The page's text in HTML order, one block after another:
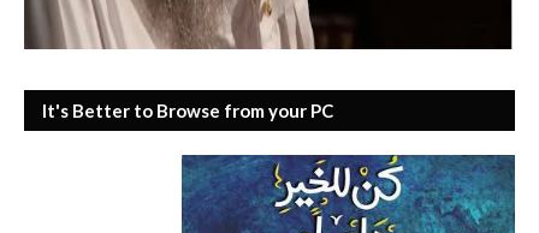
It's Better to Browse from your PC